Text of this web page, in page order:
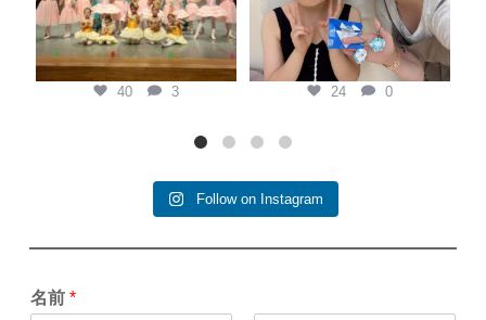
7月 20
40 3
40 3
7月 6
24
0
24
0
Follow on Instagram
名前*